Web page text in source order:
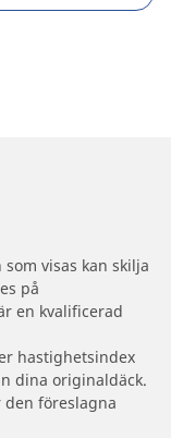
visas kan skilja
på
en kvalificerad
hastighetsindex
dina originaldäck.
den föreslagna